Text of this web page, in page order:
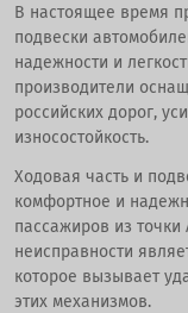
В настоящее время
подвески
надежности и
производители
российских дорог,
износостойкость.
Ходовая часть и
комфортное и
пассажиров из
неисправности
которое вызывает
этих механизмов.